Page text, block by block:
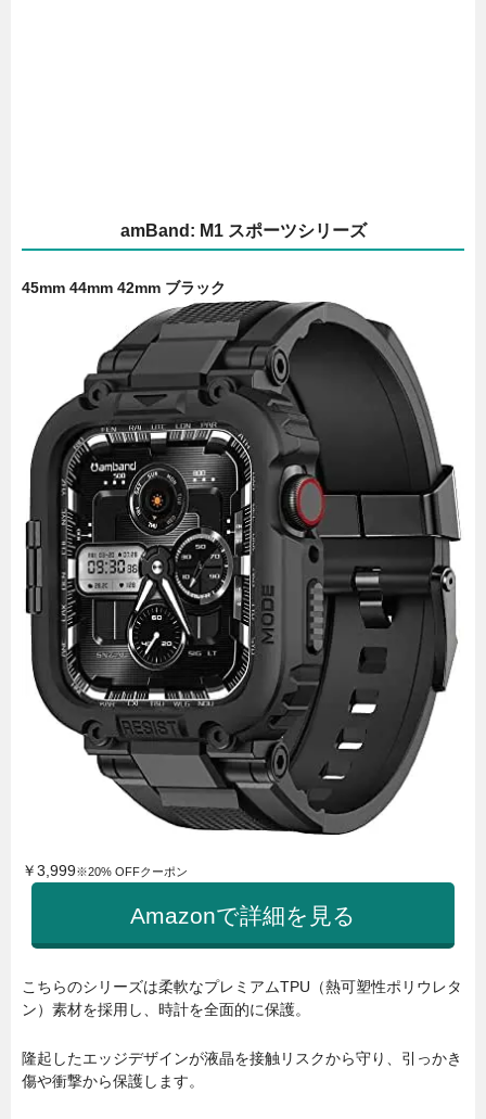
amBand: M1 スポーツシリーズ
45mm 44mm 42mm ブラック
￥3,999※20% OFFクーポン
Amazonで詳細を見る
こちらのシリーズは柔軟なプレミアムTPU（熱可塑性ポリウレタ
ン）素材を採用し、時計を全面的に保護。
隆起したエッジデザインが液晶を接触リスクから守り、引っかき
傷や衝撃から保護します。